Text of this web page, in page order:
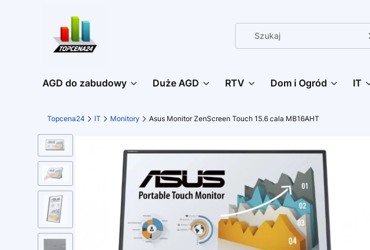
AGD do zabudowy Duże AGD RTV Dom i Ogród IT
Topcena24 IT Monitory Asus Monitor ZenScreen Touch 15.6 cala MB16AHT